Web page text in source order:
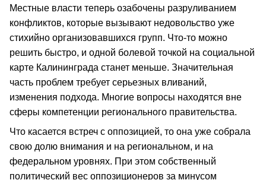
Местные власти теперь озабочены разруливанием
конфликтов, которые вызывают недовольство уже
стихийно организовавшихся групп. Что-то можно
решить быстро, и одной болевой точкой на социальной
карте Калининграда станет меньше. Значительная
часть проблем требует серьезных вливаний,
изменения подхода. Многие вопросы находятся вне
сферы компетенции регионального правительства.
Что касается встреч с оппозицией, то она уже собрала
свою долю внимания и на региональном, и на
федеральном уровнях. При этом собственный
политический вес оппозиционеров за минусом